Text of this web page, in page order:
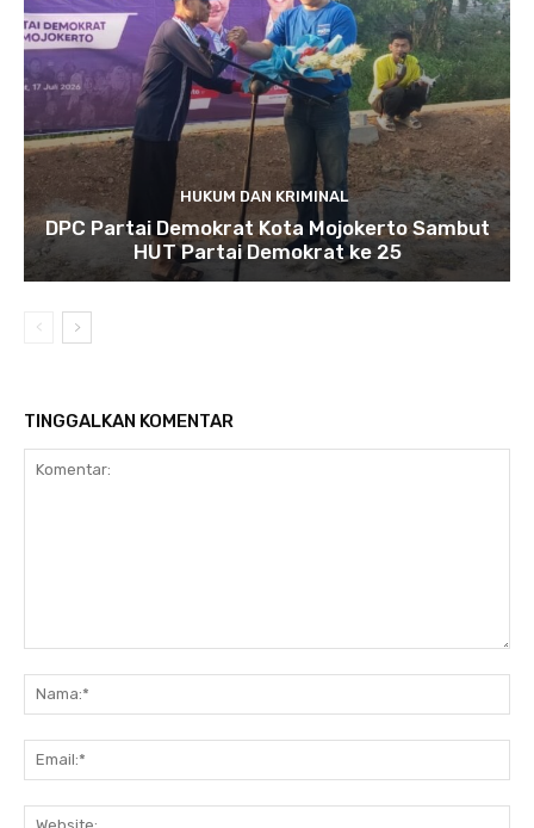
HUKUM DAN KRIMINAL
DPC Partai Demokrat Kota Mojokerto Sambut
HUT Partai Demokrat ke 25
TINGGALKAN KOMENTAR